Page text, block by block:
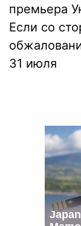
премьера
Если со
31 июля